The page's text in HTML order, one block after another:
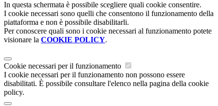
In questa schermata è possibile scegliere quali cookie consentire.
I cookie necessari sono quelli che consentono il funzionamento della
piattaforma e non è possibile disabilitarli.
Per conoscere quali sono i cookie necessari al funzionamento potete
visionare la COOKIE POLICY.
Cookie necessari per il funzionamento
I cookie necessari per il funzionamento non possono essere
disabilitati. È possibile consultare l'elenco nella pagina della cookie
policy.